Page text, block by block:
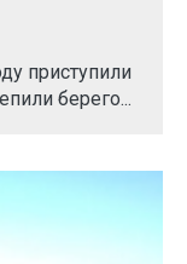
приступили
берего...